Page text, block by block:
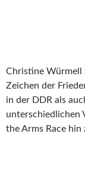
Christine Würmell
Zeichen der
in der DDR als
unterschiedlichen
the Arms Race hin